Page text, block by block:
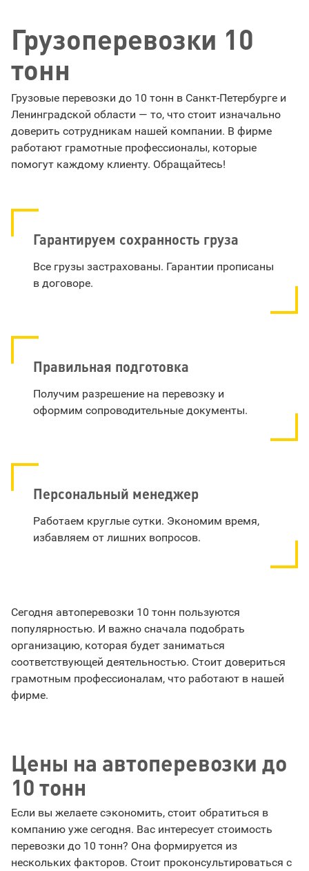
Грузоперевозки 10
тонн
Грузовые перевозки до 10 тонн в Санкт-Петербурге и
Ленинградской области — то, что стоит изначально
доверить сотрудникам нашей компании. В фирме
работают грамотные профессионалы, которые
помогут каждому клиенту. Обращайтесь!
Гарантируем сохранность груза
Все грузы застрахованы. Гарантии прописаны
в договоре.
Правильная подготовка
Получим разрешение на перевозку и
оформим сопроводительные документы.
Персональный менеджер
Работаем круглые сутки. Экономим время,
избавляем от лишних вопросов.
Сегодня автоперевозки 10 тонн пользуются
популярностью. И важно сначала подобрать
организацию, которая будет заниматься
соответствующей деятельностью. Стоит довериться
грамотным профессионалам, что работают в нашей
фирме.
Цены на автоперевозки до
10 тонн
Если вы желаете сэкономить, стоит обратиться в
компанию уже сегодня. Вас интересует стоимость
перевозки до 10 тонн? Она формируется из
нескольких факторов. Стоит проконсультироваться с